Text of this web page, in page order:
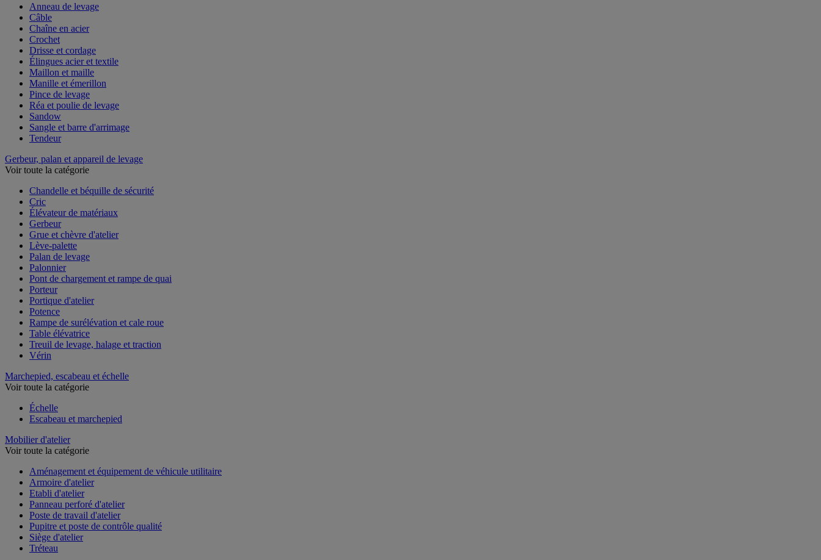
Anneau de levage
Câble
Chaîne en acier
Crochet
Drisse et cordage
Élingues acier et textile
Maillon et maille
Manille et émerillon
Pince de levage
Réa et poulie de levage
Sandow
Sangle et barre d'arrimage
Tendeur
Gerbeur, palan et appareil de levage
Voir toute la catégorie
Chandelle et béquille de sécurité
Cric
Élévateur de matériaux
Gerbeur
Grue et chèvre d'atelier
Lève-palette
Palan de levage
Palonnier
Pont de chargement et rampe de quai
Porteur
Portique d'atelier
Potence
Rampe de surélévation et cale roue
Table élévatrice
Treuil de levage, halage et traction
Vérin
Marchepied, escabeau et échelle
Voir toute la catégorie
Échelle
Escabeau et marchepied
Mobilier d'atelier
Voir toute la catégorie
Aménagement et équipement de véhicule utilitaire
Armoire d'atelier
Etabli d'atelier
Panneau perforé d'atelier
Poste de travail d'atelier
Pupitre et poste de contrôle qualité
Siège d'atelier
Tréteau